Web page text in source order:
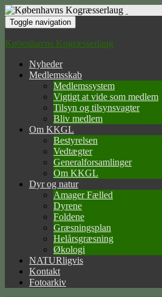
Toggle navigation
Københavns Kogræsserlaug
Nyheder
Medlemsskab
Medlemssystem
Vigtigt at vide som medlem
Tilsyn og tilsynsvagter
Bliv medlem
Om KKGL
Bestyrelsen
Vedtægter
Generalforsamlinger
Om KKGL
Dyr og natur
Amager Fælled
Dyrene
Foldene
Græsningsplan
Helårsgræsning
Økologi
NATURligvis
Kontakt
Fotoarkiv